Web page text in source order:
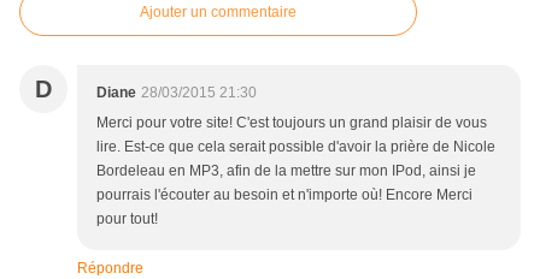
Ajouter un commentaire
D Diane 28/03/2015 21:30
Merci pour votre site! C'est toujours un grand plaisir de vous
lire. Est-ce que cela serait possible d'avoir la prière de Nicole
Bordeleau en MP3, afin de la mettre sur mon IPod, ainsi je
pourrais l'écouter au besoin et n'importe où! Encore Merci
pour tout!
Répondre